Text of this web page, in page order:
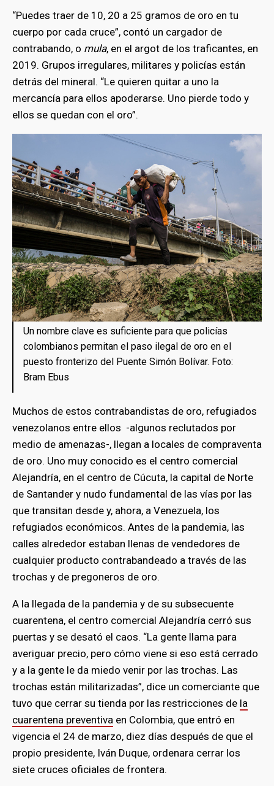
“Puedes traer de 10, 20 a 25 gramos de oro en tu
cuerpo por cada cruce”, contó un cargador de
contrabando, o mula, en el argot de los traficantes, en
2019. Grupos irregulares, militares y policías están
detrás del mineral. “Le quieren quitar a uno la
mercancía para ellos apoderarse. Uno pierde todo y
ellos se quedan con el oro”.
Un nombre clave es suficiente para que policías
colombianos permitan el paso ilegal de oro en el
puesto fronterizo del Puente Simón Bolívar. Foto:
Bram Ebus
Muchos de estos contrabandistas de oro, refugiados
venezolanos entre ellos -algunos reclutados por
medio de amenazas-, llegan a locales de compraventa
de oro. Uno muy conocido es el centro comercial
Alejandría, en el centro de Cúcuta, la capital de Norte
de Santander y nudo fundamental de las vías por las
que transitan desde y, ahora, a Venezuela, los
refugiados económicos. Antes de la pandemia, las
calles alrededor estaban llenas de vendedores de
cualquier producto contrabandeado a través de las
trochas y de pregoneros de oro.
A la llegada de la pandemia y de su subsecuente
cuarentena, el centro comercial Alejandría cerró sus
puertas y se desató el caos. “La gente llama para
averiguar precio, pero cómo viene si eso está cerrado
y a la gente le da miedo venir por las trochas. Las
trochas están militarizadas”, dice un comerciante que
tuvo que cerrar su tienda por las restricciones de la
cuarentena preventiva en Colombia, que entró en
vigencia el 24 de marzo, diez días después de que el
propio presidente, Iván Duque, ordenara cerrar los
siete cruces oficiales de frontera.